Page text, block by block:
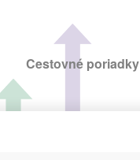
Cestovné poriadky